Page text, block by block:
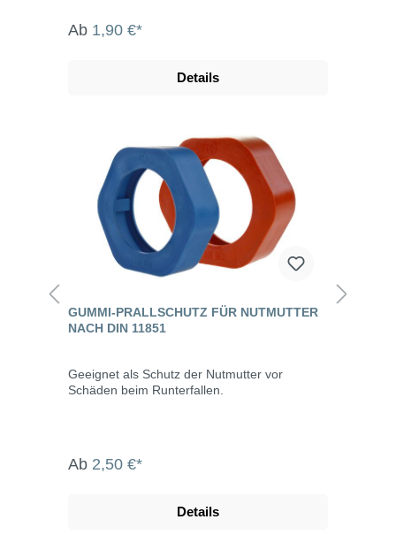
Ab 1,90 €*
Details
GUMMI-PRALLSCHUTZ FÜR NUTMUTTER
NACH DIN 11851
Geeignet als Schutz der Nutmutter vor
Schäden beim Runterfallen.
Ab 2,50 €*
Details